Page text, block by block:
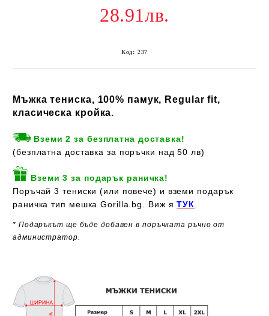
28.91лв.
Код: 237
Мъжка тениска, 100% памук, Regular fit,
класическа кройка.
Вземи 2 за безплатна доставка!
(безплатна доставка за поръчки над 50 лв)
Вземи 3 за подарък раничка!
Поръчай 3 тениски (или повече) и вземи подарък
раничка тип мешка Gorilla.bg. Виж яТУК
* Подаръкът ще бъде добавен в поръчката ръчно от
администратор.